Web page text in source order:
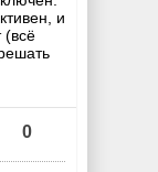
и
(всё
0